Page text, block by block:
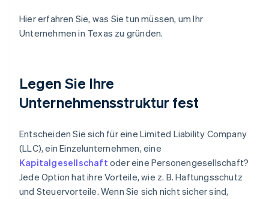
Hier erfahren Sie, was Sie tun müssen, um Ihr
Unternehmen in Texas zu gründen.
Legen Sie Ihre
Unternehmensstruktur fest
Entscheiden Sie sich für eine Limited Liability Company
(LLC), ein Einzelunternehmen, eine
Kapitalgesellschaft oder eine Personengesellschaft?
Jede Option hat ihre Vorteile, wie z. B. Haftungsschutz
und Steuervorteile. Wenn Sie sich nicht sicher sind,